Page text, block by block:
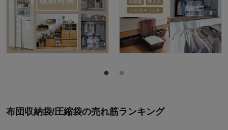
布団収納袋/圧縮袋の売れ筋ランキング